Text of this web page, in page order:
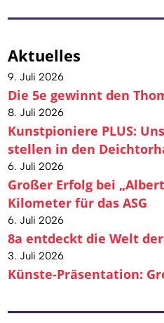
Aktuelles
9. Juli 2026
Die 5e gewinnt den
8. Juli 2026
Kunstpioniere PLUS:
stellen in den
6. Juli 2026
Großer Erfolg bei
Kilometer für das ASG
6. Juli 2026
8a entdeckt die Welt
3. Juli 2026
Künste-Präsentation: